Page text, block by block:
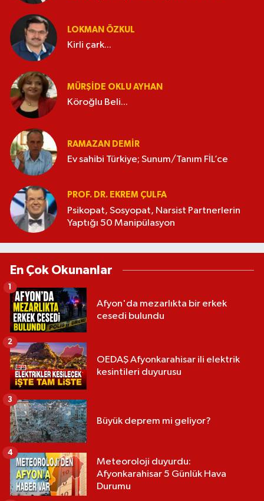
LOKMAN ÖZKUL
Kirli çark...
MÜRŞIDE OKLU AYHAN
Köroğlu Beli...
RAMAZAN DEMİR
Ev sahibi Türkiye; Sunum/Tanım FİL’ce
PROF. DR. EKREM ÇULFA
Psikopat, Sosyopat, Narsist Partnerlerin
Yaptığı 50 Manipülasyon
En Çok Okunanlar
Afyon'da mezarlıkta bir erkek
cesedi bulundu
1
OEDAŞ Afyonkarahisar ili elektrik
kesintileri duyurusu
2
Büyük deprem mi geliyor?
3
Meteoroloji duyurdu:
Afyonkarahisar 5 Günlük Hava
Durumu
4